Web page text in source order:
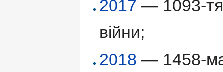
2017 — 1093-тя
війни;
2018 — 1458-ма